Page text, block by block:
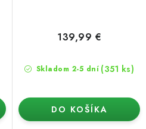
Skladom 2-5 dní (351 ks)
139,99 €
DO KOŠÍKA